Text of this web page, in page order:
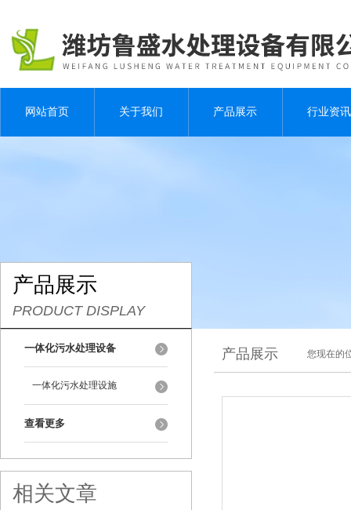
网站首页 关于我们 产品展示 行业资讯
产品展示
PRODUCT DISPLAY
一体化污水处理设备
一体化污水处理设施
查看更多
相关文章
产品展示 您现在的